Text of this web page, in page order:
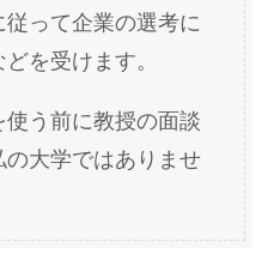
って企業の選考に
を受けます。
う前に教授の面談
大学ではありませ